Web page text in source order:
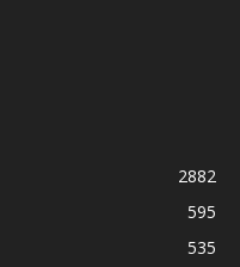
2882
595
535